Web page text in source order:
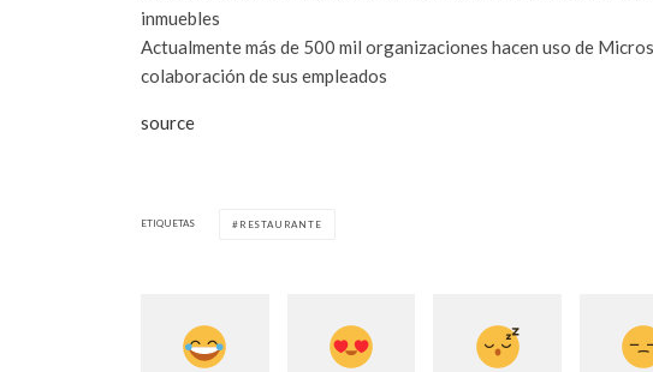
inmuebles
Actualmente más de 500 mil organizaciones hacen uso de
colaboración de sus empleados
source
ETIQUETAS RESTAURANTE